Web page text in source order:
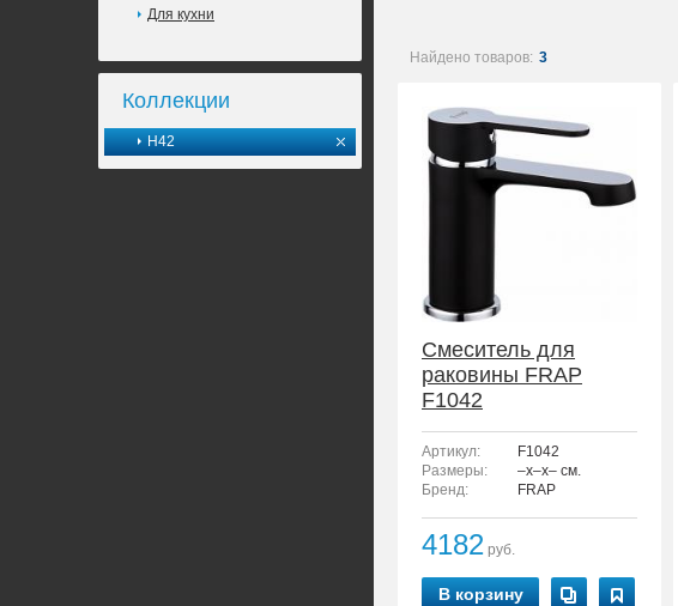
Для кухни
Коллекции
H42
Найдено товаров: 3
Смеситель для
раковины FRAP
F1042
Артикул:
F1042
Размеры:
–x–x– см.
Бренд:
FRAP
4182 руб.
В корзину